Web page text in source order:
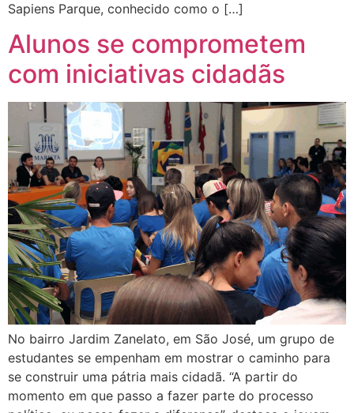
Sapiens Parque, conhecido como o […]
Alunos se comprometem
com iniciativas cidadãs
No bairro Jardim Zanelato, em São José, um grupo de
estudantes se empenham em mostrar o caminho para
se construir uma pátria mais cidadã. “A partir do
momento em que passo a fazer parte do processo